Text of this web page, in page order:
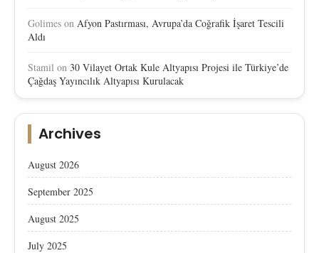
Golimes on Afyon Pastırması, Avrupa’da Coğrafik İşaret Tescili
Aldı
Stamil on 30 Vilayet Ortak Kule Altyapısı Projesi ile Türkiye’de
Çağdaş Yayıncılık Altyapısı Kurulacak
Archives
August 2026
September 2025
August 2025
July 2025